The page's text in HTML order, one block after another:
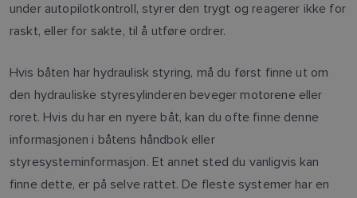
under autopilotkontroll, styrer den trygt og reagerer ikke for
raskt, eller for sakte, til å utføre ordrer.
Hvis båten har hydraulisk styring, må du først finne ut om
den hydrauliske styresylinderen beveger motorene eller
roret. Hvis du har en nyere båt, kan du ofte finne denne
informasjonen i båtens håndbok eller
styresysteminformasjon. Et annet sted du vanligvis kan
finne dette, er på selve rattet. De fleste systemer har en